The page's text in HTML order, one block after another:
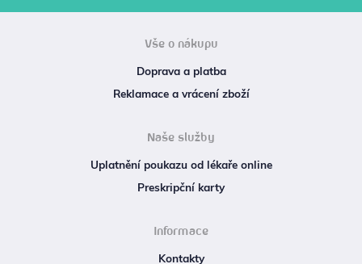
Vše o nákupu
Doprava a platba
Reklamace a vrácení zboží
Naše služby
Uplatnění poukazu od lékaře online
Preskripční karty
Informace
Kontakty